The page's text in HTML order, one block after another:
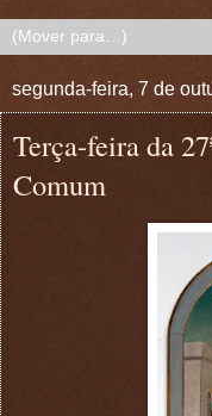
segunda-feira, 7 de
Terça-feira da
Comum